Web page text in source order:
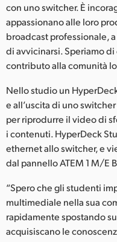
con uno switcher. È
appassionano alle loro
broadcast professionale,
di avvicinarsi. Speriamo
contributo alla comunità
Nello studio un
e all’uscita di uno
per riprodurre il video di
i contenuti. HyperDeck
ethernet allo switcher, e
dal pannello ATEM 1 M/E
“Spero che gli studenti
multimediale nella sua
rapidamente spostando
acquisiscano le